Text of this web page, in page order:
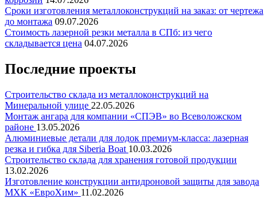
Сроки изготовления металлоконструкций на заказ: от чертежа
до монтажа 09.07.2026
Стоимость лазерной резки металла в СПб: из чего
складывается цена 04.07.2026
Последние проекты
Строительство склада из металлоконструкций на
Минеральной улице 22.05.2026
Монтаж ангара для компании «СПЭВ» во Всеволожском
районе 13.05.2026
Алюминиевые детали для лодок премиум-класса: лазерная
резка и гибка для Siberia Boat 10.03.2026
Строительство склада для хранения готовой продукции
13.02.2026
Изготовление конструкции антидроновой защиты для завода
МХК «ЕвроХим» 11.02.2026